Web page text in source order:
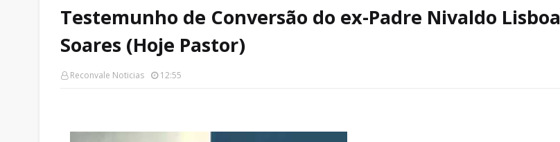
Testemunho de Conversão do ex-Padre Nivaldo Lisboa
Soares (Hoje Pastor)
Reconvale Noticias 12:55